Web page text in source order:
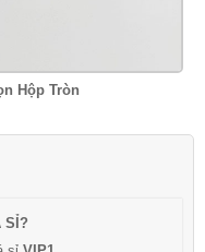
Hộp Tròn
SỈ?